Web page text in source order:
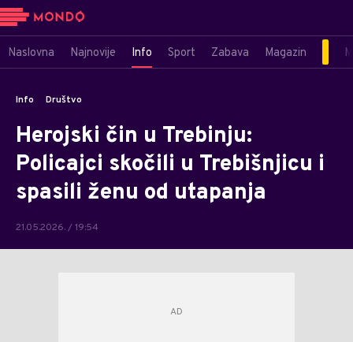
Naslovna Najnovije Info Sport Zabava Magazin
Info Društvo
Herojski čin u Trebinju:
Policajci skočili u Trebišnjicu i
spasili ženu od utapanja
21.05.2026. / 19:54